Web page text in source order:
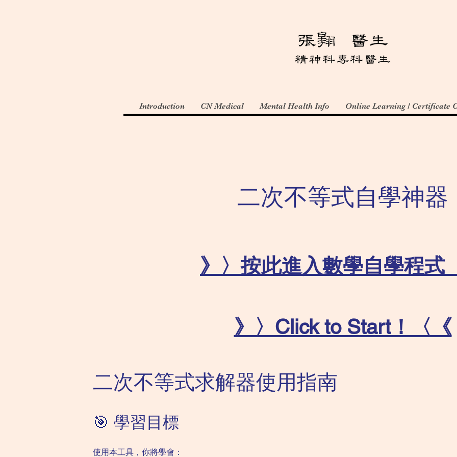
Introduction CN Medical Mental Health Info Online Learning / Certificate
二次不等式自學神器
》〉按此進入數學自學程式
》〉Click to Start！〈《
二次不等式求解器使用指南
🎯 學習目標
使用本工具，你將學會：